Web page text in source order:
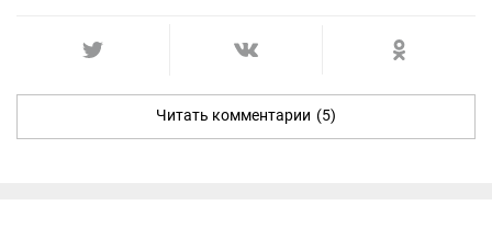
Читать комментарии (5)